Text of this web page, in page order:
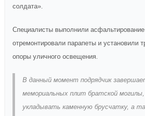
солдата».
Специалисты выполнили асфальтирование
отремонтировали парапеты и установили
опоры уличного освещения.
В данный момент подрядчик
мемориальных плит братской
укладывать каменную брусчатку, а